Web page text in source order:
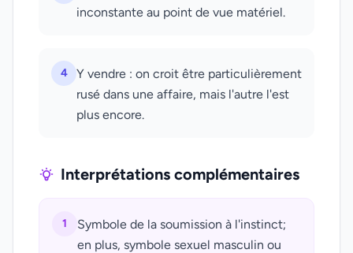
inconstante au point de vue matériel.
4
Y vendre : on croit être particulièrement
rusé dans une affaire, mais l'autre l'est
plus encore.
Interprétations complémentaires
1
Symbole de la soumission à l'instinct;
en plus, symbole sexuel masculin ou